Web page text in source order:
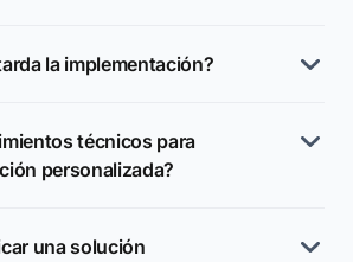
la implementación?
técnicos para
personalizada?
una solución